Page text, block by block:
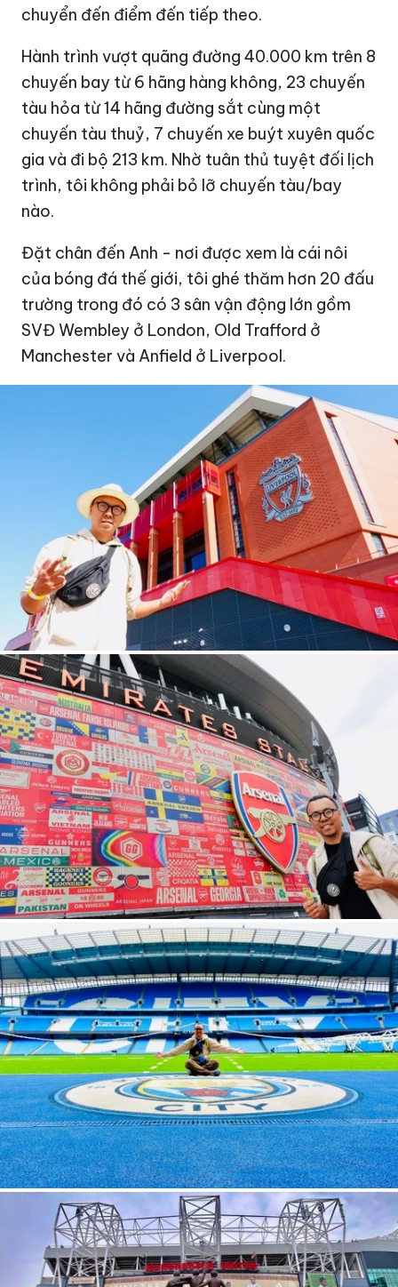
chuyển đến điểm đến tiếp theo.
Hành trình vượt quãng đường 40.000 km trên 8
chuyến bay từ 6 hãng hàng không, 23 chuyến
tàu hỏa từ 14 hãng đường sắt cùng một
chuyến tàu thuỷ, 7 chuyến xe buýt xuyên quốc
gia và đi bộ 213 km. Nhờ tuân thủ tuyệt đối lịch
trình, tôi không phải bỏ lỡ chuyến tàu/bay
nào.
Đặt chân đến Anh - nơi được xem là cái nôi
của bóng đá thế giới, tôi ghé thăm hơn 20 đấu
trường trong đó có 3 sân vận động lớn gồm
SVĐ Wembley ở London, Old Trafford ở
Manchester và Anfield ở Liverpool.